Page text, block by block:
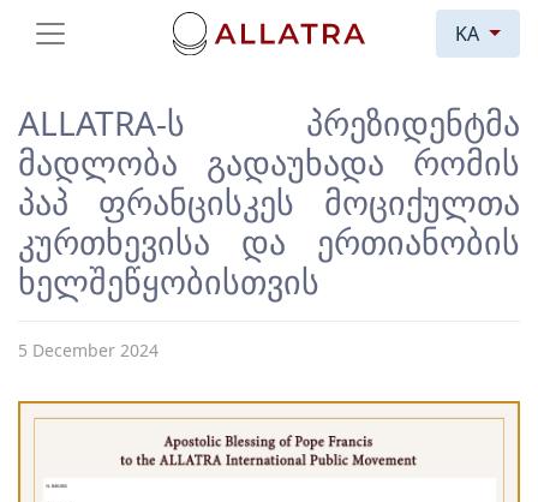
KA
ALLATRA-ს პრეზიდენტმა
მადლობა გადაუხადა რომის
პაპ ფრანცისკეს მოციქულთა
კურთხევისა და ერთიანობის
ხელშეწყობისთვის
5 December 2024